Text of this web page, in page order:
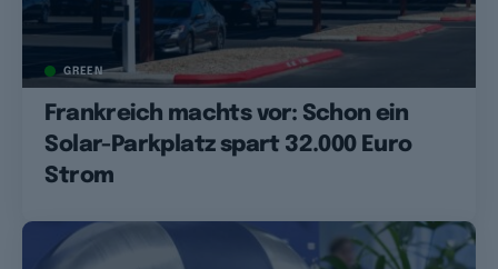
GREEN
Frankreich machts vor: Schon ein
Solar-Parkplatz spart 32.000 Euro
Strom